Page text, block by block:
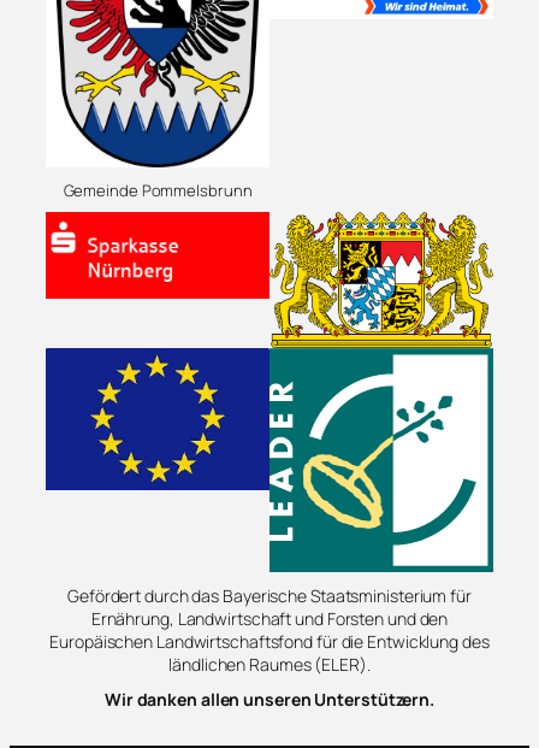
Gemeinde Pommelsbrunn
Gefördert durch das Bayerische Staatsministerium für
Ernährung, Landwirtschaft und Forsten und den
Europäischen Landwirtschaftsfond für die Entwicklung des
ländlichen Raumes (ELER).
Wir danken allen unseren Unterstützern.